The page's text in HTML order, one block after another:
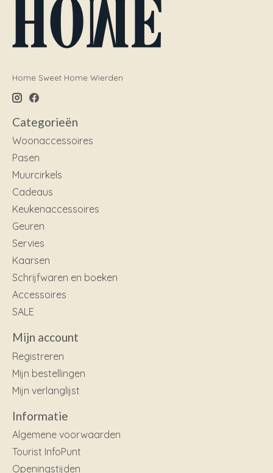
Home Sweet Home Wierden
Categorieën
Woonaccessoires
Pasen
Muurcirkels
Cadeaus
Keukenaccessoires
Geuren
Servies
Kaarsen
Schrijfwaren en boeken
Accessoires
SALE
Mijn account
Registreren
Mijn bestellingen
Mijn verlanglijst
Informatie
Algemene voorwaarden
Tourist InfoPunt
Openingstijden